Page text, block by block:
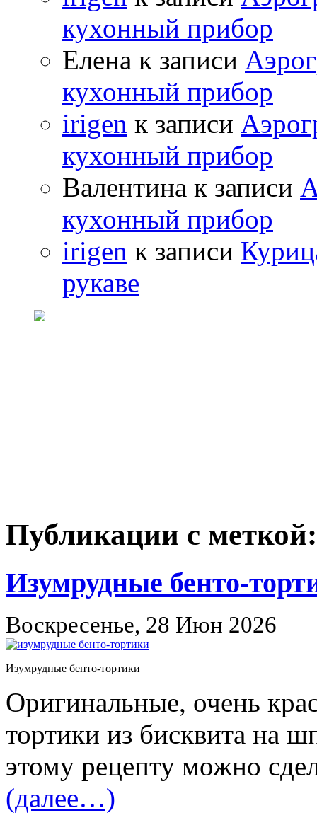
кухонный прибор
Елена к записи
кухонный прибор
irigen к записи
кухонный прибор
Валентина к записи
кухонный прибор
irigen к записи
рукаве
Публикации с
Изумрудные бенто-
Воскресенье, 28 Июн 2026
Изумрудные бенто-тортики
Оригинальные, очень
тортики из бисквита на
этому рецепту можно
(далее…)